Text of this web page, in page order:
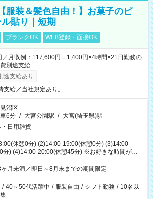
服装＆髪色自由！】お菓子のピ
貼り｜短期
ブランクOK WEB登録・面接OK
／月収例：117,600円＝1,400円×4時間×21日勤務の
別途支給
途支給あり
支給／当社規定あり。
沼区
6分 / 大宮公園駅 / 大宮(埼玉県)駅
・日用雑貨
休憩0分) (2)14:00-19:00(休憩0分) (3)14:00-
分) (4)14:00-20:00(休憩45分) ※お好きな時間が選べ
月未満／即日～8月末までの期間限定
/ 40～50代活躍中 / 服装自由 / シフト勤務 / 10名以